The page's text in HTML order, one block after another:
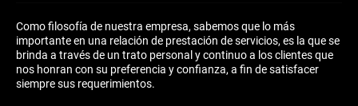
Como filosofía de nuestra empresa, sabemos que lo más
importante en una relación de prestación de servicios, es la que se
brinda a través de un trato personal y continuo a los clientes que
nos honran con su preferencia y confianza, a fin de satisfacer
siempre sus requerimientos.